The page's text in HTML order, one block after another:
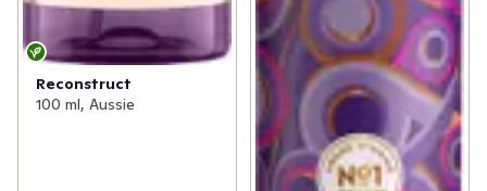
Reconstruct
100 ml, Aussie